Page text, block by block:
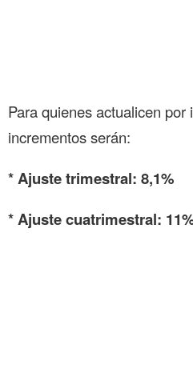
Para quienes actualicen por
incrementos serán:
* Ajuste trimestral: 8,1%
* Ajuste cuatrimestral: